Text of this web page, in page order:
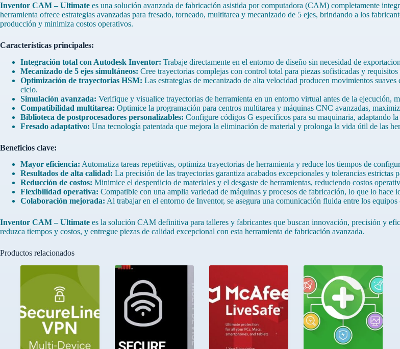
Inventor CAM – Ultimate es una solución avanzada de fabricación asistida por computadora (CAM) completamente
herramienta ofrece estrategias avanzadas para fresado, torneado, multitarea y mecanizado de 5 ejes, brindando a los
producción y minimiza costos operativos.
Características principales:
Integración total con Autodesk Inventor: Trabaje directamente en el entorno de diseño sin necesidad de
Mecanizado de 5 ejes simultáneos: Cree trayectorias complejas con control total para piezas sofisticadas y
Optimización de trayectorias HSM: Las estrategias de mecanizado de alta velocidad producen movimientos
ciclo.
Simulación avanzada: Verifique y visualice trayectorias de herramienta en un entorno virtual antes de la ejecución,
Compatibilidad multitarea: Optimice la programación para centros multitarea y máquinas CNC avanzadas,
Biblioteca de postprocesadores personalizables: Configure códigos G específicos para su maquinaria, adaptando
Fresado adaptativo: Una tecnología patentada que mejora la eliminación de material y prolonga la vida útil de las
Beneficios clave:
Mayor eficiencia: Automatiza tareas repetitivas, optimiza trayectorias de herramienta y reduce los tiempos de
Resultados de alta calidad: La precisión de las trayectorias garantiza acabados excepcionales y tolerancias estrictas
Reducción de costos: Minimice el desperdicio de materiales y el desgaste de herramientas, reduciendo costos
Flexibilidad operativa: Compatible con una amplia variedad de máquinas y procesos de fabricación, lo que lo hace
Colaboración mejorada: Al trabajar en el entorno de Inventor, se asegura una comunicación fluida entre los
Inventor CAM – Ultimate es la solución CAM definitiva para talleres y fabricantes que buscan innovación, precisión y
reduzca tiempos y costos, y entregue piezas de calidad excepcional con esta herramienta de fabricación avanzada.
Productos relacionados